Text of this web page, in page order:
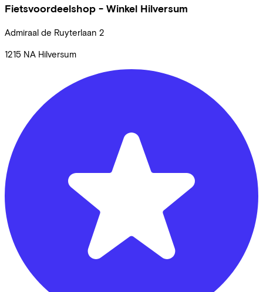
Fietsvoordeelshop - Winkel Hilversum
Admiraal de Ruyterlaan 2
1215 NA Hilversum